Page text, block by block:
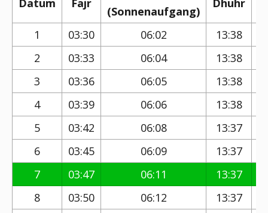
Datum Fajr
(Sonnenaufgang)
Dhuhr
1
03:30 06:02 13:38
2
03:33 06:04 13:38
3
03:36 06:05 13:38
4
03:39 06:06 13:38
5
03:42 06:08 13:37
6
03:45 06:09 13:37
7
03:47 06:11 13:37
8
03:50 06:12 13:37